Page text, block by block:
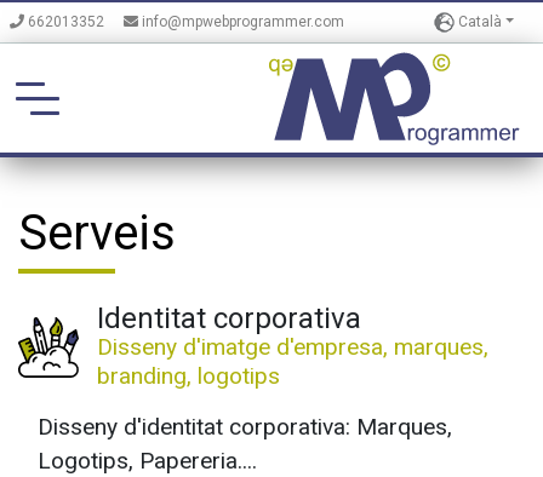
662013352 info@mpwebprogrammer.com Català
Serveis
Identitat corporativa
Disseny d'imatge d'empresa, marques,
branding, logotips
Disseny d'identitat corporativa: Marques,
Logotips, Papereria....